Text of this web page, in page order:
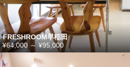
FRESHROOM早稲田
¥64,000 ～¥95,000